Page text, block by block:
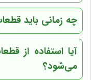
چه زمانی باید
آیا استفاده از
می‌شود؟